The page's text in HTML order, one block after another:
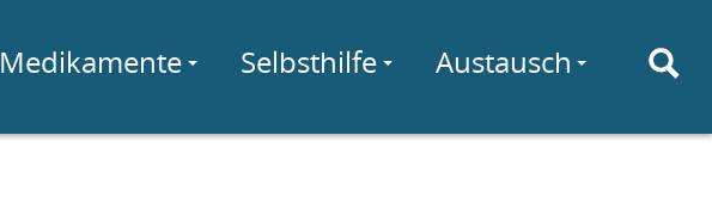
Medikamente Selbsthilfe Austausch